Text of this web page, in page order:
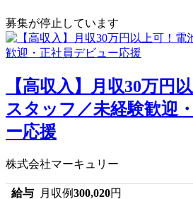
募集が停止しています
【高収入】月収30万円
スタッフ／未経験歓迎
ー応援
株式会社マーキュリー
給与 月収例300,020円